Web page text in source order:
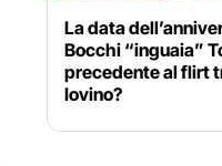
La data
Bocchi “inguaia”
precedente al flirt
Iovino?